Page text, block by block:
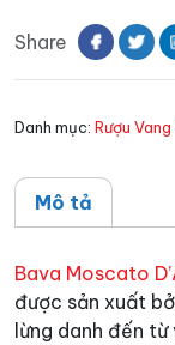
Share
Danh mục: Rượu
Mô tả
Bava Moscato
được sản xuất
lừng danh đến